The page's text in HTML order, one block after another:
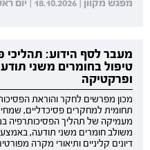
מפגש מקוון | 18.10.2026 | יום ראשון | 19:30-21:00
מעבר לסף הידוע: תהליכי
טיפול בחומרים משני
ופרקטיקה
תחומית למחקרים פסיכדליים,
מעמיקה של תהליך הפסיכותרפיה
משולב חומרים משני תודעה,
דיונים קליניים ותיאורי מקרה